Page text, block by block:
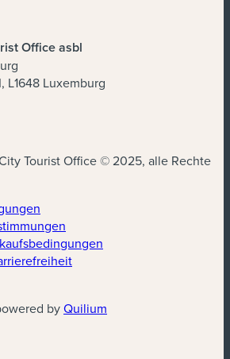
Office asbl
L1648 Luxemburg
Tourist Office © 2025, alle Rechte
Fenster)
byQuilium